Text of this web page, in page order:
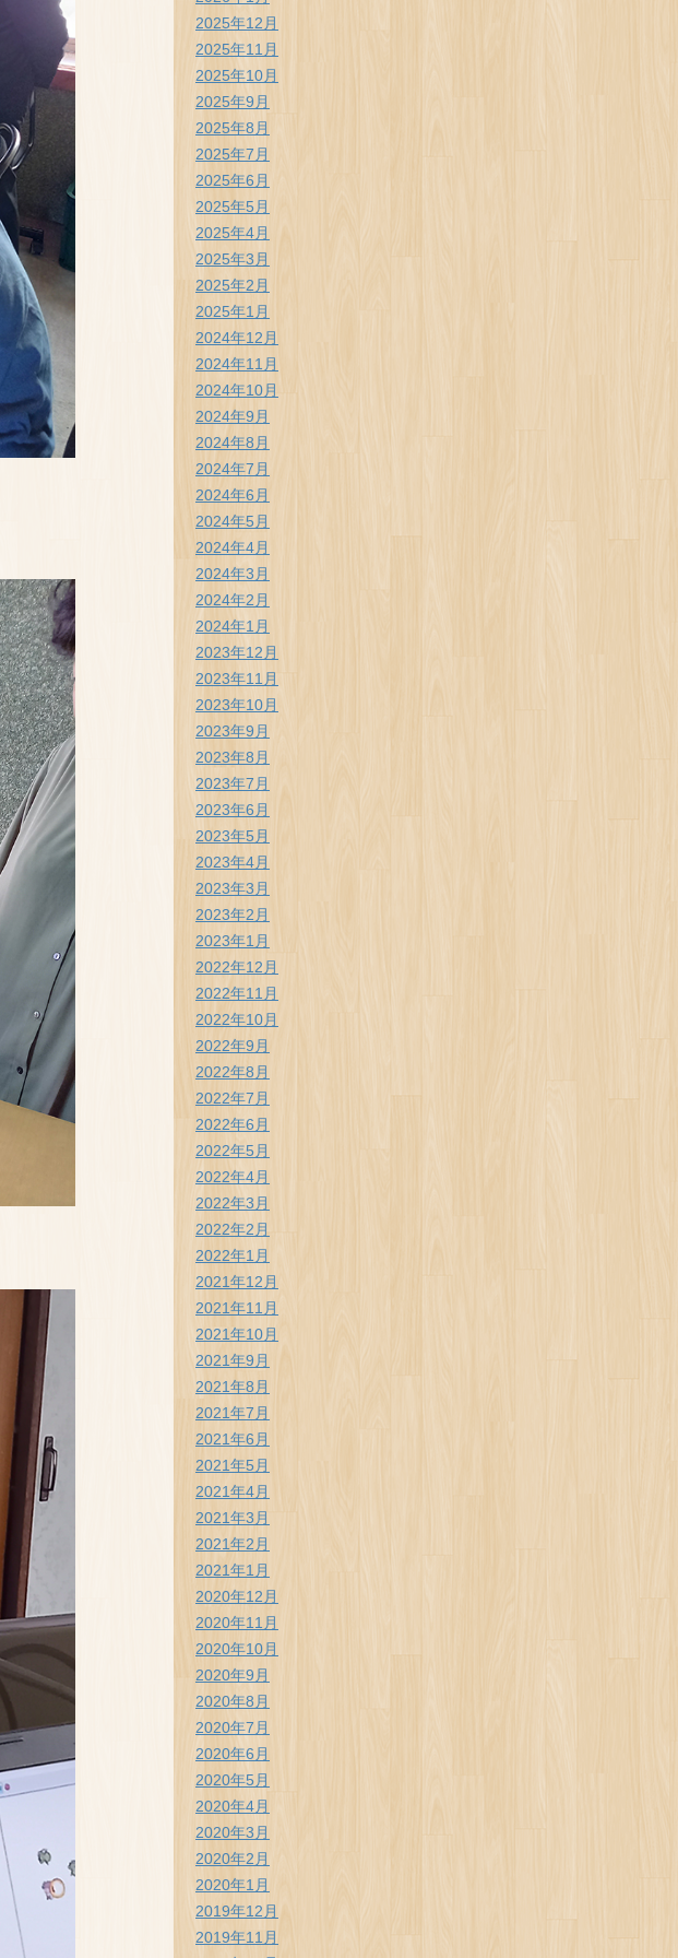
2025年12月
2025年11月
2025年10月
2025年9月
2025年8月
2025年7月
2025年6月
2025年5月
2025年4月
2025年3月
2025年2月
2025年1月
2024年12月
2024年11月
2024年10月
2024年9月
2024年8月
2024年7月
2024年6月
2024年5月
2024年4月
2024年3月
2024年2月
2024年1月
2023年12月
2023年11月
2023年10月
2023年9月
2023年8月
2023年7月
2023年6月
2023年5月
2023年4月
2023年3月
2023年2月
2023年1月
2022年12月
2022年11月
2022年10月
2022年9月
2022年8月
2022年7月
2022年6月
2022年5月
2022年4月
2022年3月
2022年2月
2022年1月
2021年12月
2021年11月
2021年10月
2021年9月
2021年8月
2021年7月
2021年6月
2021年5月
2021年4月
2021年3月
2021年2月
2021年1月
2020年12月
2020年11月
2020年10月
2020年9月
2020年8月
2020年7月
2020年6月
2020年5月
2020年4月
2020年3月
2020年2月
2020年1月
2019年12月
2019年11月